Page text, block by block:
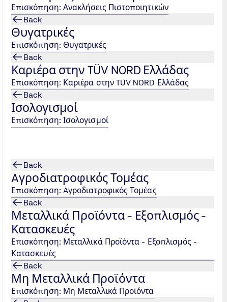
Επισκόπηση: Ανακλήσεις Πιστοποιητικών
Back
Θυγατρικές
Επισκόπηση: Θυγατρικές
Back
Καριέρα στην TÜV NORD Ελλάδας
Επισκόπηση: Καριέρα στην TÜV NORD Ελλάδας
Back
Ισολογισμοί
Επισκόπηση: Ισολογισμοί
Back
Aγροδιατροφικός Τομέας
Επισκόπηση: Aγροδιατροφικός Τομέας
Back
Μεταλλικά Προϊόντα - Εξοπλισμός -
Κατασκευές
Επισκόπηση: Μεταλλικά Προϊόντα - Εξοπλισμός -
Κατασκευές
Back
Μη Μεταλλικά Προϊόντα
Επισκόπηση: Μη Μεταλλικά Προϊόντα